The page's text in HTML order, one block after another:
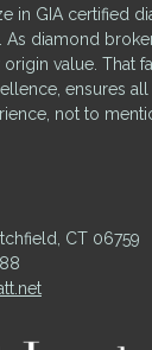
in GIA certified
As diamond
value. That
ensures
not to
CT 06759